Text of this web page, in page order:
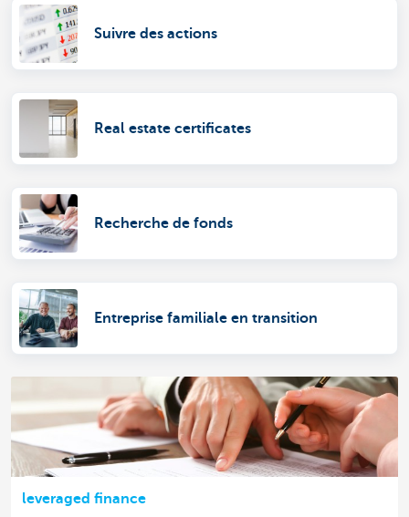
Suivre des actions
Real estate certificates
Recherche de fonds
Entreprise familiale en transition
leveraged finance